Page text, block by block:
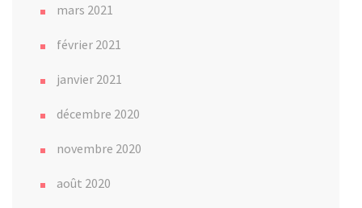
mars 2021
février 2021
janvier 2021
décembre 2020
novembre 2020
août 2020